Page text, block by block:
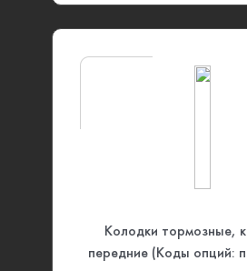
Колодки тормозные,
передние (Коды опций: